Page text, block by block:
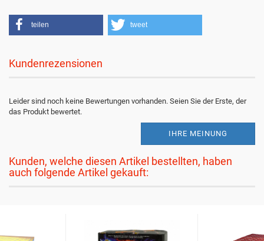
teilen tweet
Kundenrezensionen
Leider sind noch keine Bewertungen vorhanden. Seien Sie der Erste, der
das Produkt bewertet.
IHRE MEINUNG
Kunden, welche diesen Artikel bestellten, haben
auch folgende Artikel gekauft: